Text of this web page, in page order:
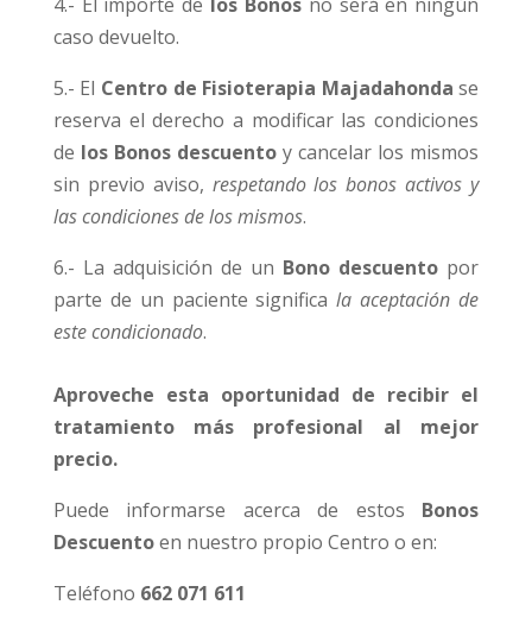
4.- El importe de los Bonosno será en ningún
caso devuelto.
5.- El Centro de Fisioterapia Majadahonda se
reserva el derecho a modificar las condiciones
de los Bonos descuentoy cancelar los mismos
sin previo aviso, respetando los bonos activos y
las condiciones de los mismos.
6.- La adquisición de un Bono descuento por
parte de un paciente significala aceptación de
este condicionado.
Aproveche esta oportunidad de recibir el
tratamiento más profesional al mejor
precio.
Puede informarse acerca de estos Bonos
Descuentoen nuestro propio Centro o en:
Teléfono 662 071 611